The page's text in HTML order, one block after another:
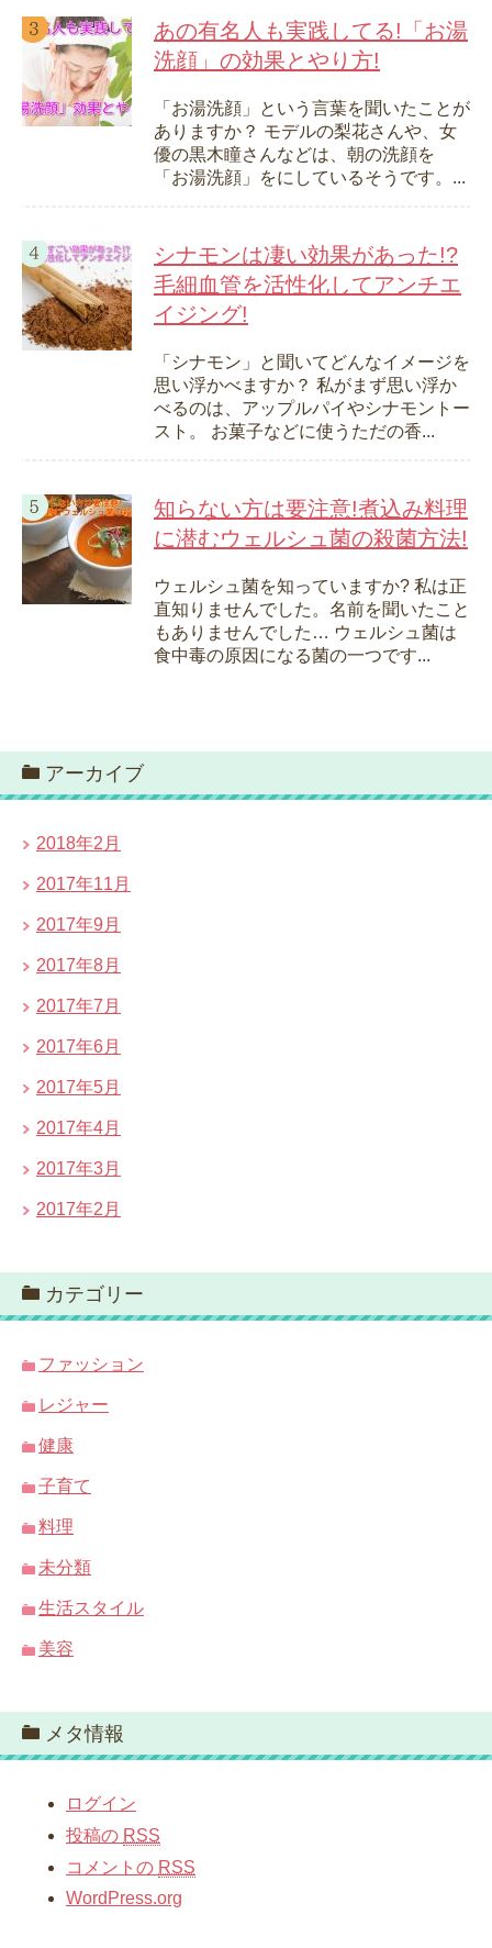
あの有名人も実践してる!「お湯
洗顔」の効果とやり方!
「お湯洗顔」という言葉を聞いたことが
ありますか？ モデルの梨花さんや、女
優の黒木瞳さんなどは、朝の洗顔を
「お湯洗顔」をにしているそうです。...
シナモンは凄い効果があった!?
毛細血管を活性化してアンチエ
イジング!
「シナモン」と聞いてどんなイメージを
思い浮かべますか？ 私がまず思い浮か
べるのは、アップルパイやシナモントー
スト。 お菓子などに使うただの香...
知らない方は要注意!煮込み料理
に潜むウェルシュ菌の殺菌方法!
ウェルシュ菌を知っていますか? 私は正
直知りませんでした。名前を聞いたこと
もありませんでした… ウェルシュ菌は
食中毒の原因になる菌の一つです...
アーカイブ
2018年2月
2017年11月
2017年9月
2017年8月
2017年7月
2017年6月
2017年5月
2017年4月
2017年3月
2017年2月
カテゴリー
ファッション
レジャー
健康
子育て
料理
未分類
生活スタイル
美容
メタ情報
ログイン
投稿の RSS
コメントの RSS
WordPress.org